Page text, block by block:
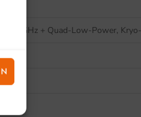
2,0 GHz + Quad-Low-Power,